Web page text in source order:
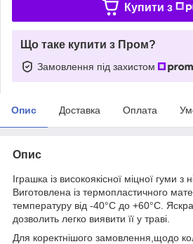
Купити з
Що таке купити з Пром?
Замовлення під захистом
Опис Доставка Оплата
Опис
Іграшка із високоякісної міцної гуми з
Виготовлена із термопластичного
температуру від -40°C до +60°C.
дозволить легко виявити її у траві.
Для коректнішого замовлення,щодо